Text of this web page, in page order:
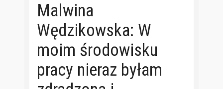
Malwina
Wędzikowska: W
moim środowisku
pracy nieraz byłam